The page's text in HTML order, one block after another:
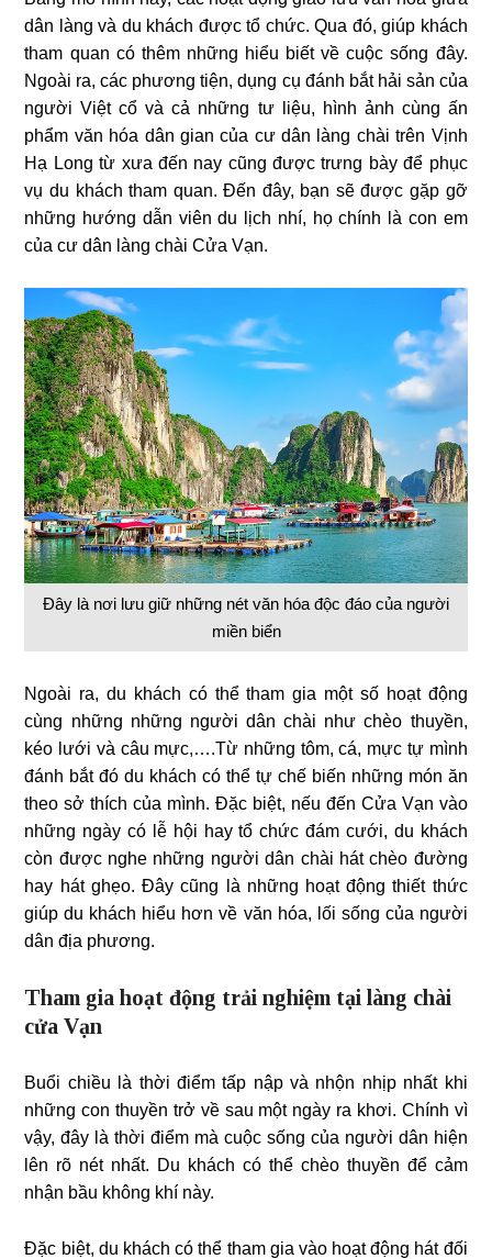
dân làng và du khách được tổ chức. Qua đó, giúp khách
tham quan có thêm những hiểu biết về cuộc sống đây.
Ngoài ra, các phương tiện, dụng cụ đánh bắt hải sản của
người Việt cổ và cả những tư liệu, hình ảnh cùng ấn
phẩm văn hóa dân gian của cư dân làng chài trên Vịnh
Hạ Long từ xưa đến nay cũng được trưng bày để phục
vụ du khách tham quan. Đến đây, bạn sẽ được gặp gỡ
những hướng dẫn viên du lịch nhí, họ chính là con em
của cư dân làng chài Cửa Vạn.
Đây là nơi lưu giữ những nét văn hóa độc đáo của người
miền biển
Ngoài ra, du khách có thể tham gia một số hoạt động
cùng những những người dân chài như chèo thuyền,
kéo lưới và câu mực,….Từ những tôm, cá, mực tự mình
đánh bắt đó du khách có thể tự chế biến những món ăn
theo sở thích của mình. Đặc biệt, nếu đến Cửa Vạn vào
những ngày có lễ hội hay tổ chức đám cưới, du khách
còn được nghe những người dân chài hát chèo đường
hay hát ghẹo. Đây cũng là những hoạt động thiết thức
giúp du khách hiểu hơn về văn hóa, lối sống của người
dân địa phương.
Tham gia hoạt động trải nghiệm tại làng chài
cửa Vạn
Buổi chiều là thời điểm tấp nập và nhộn nhịp nhất khi
những con thuyền trở về sau một ngày ra khơi. Chính vì
vậy, đây là thời điểm mà cuộc sống của người dân hiện
lên rõ nét nhất. Du khách có thể chèo thuyền để cảm
nhận bầu không khí này.
Đặc biệt, du khách có thể tham gia vào hoạt động hát đối